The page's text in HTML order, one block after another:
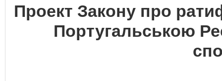
Проект Закону про
Португальською